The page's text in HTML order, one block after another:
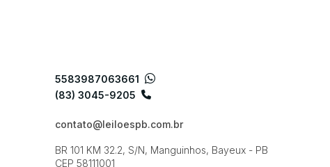
5583987063661
(83) 3045-9205
contato@leiloespb.com.br
BR 101 KM 32.2, S/N, Manguinhos, Bayeux - PB
CEP 58111001